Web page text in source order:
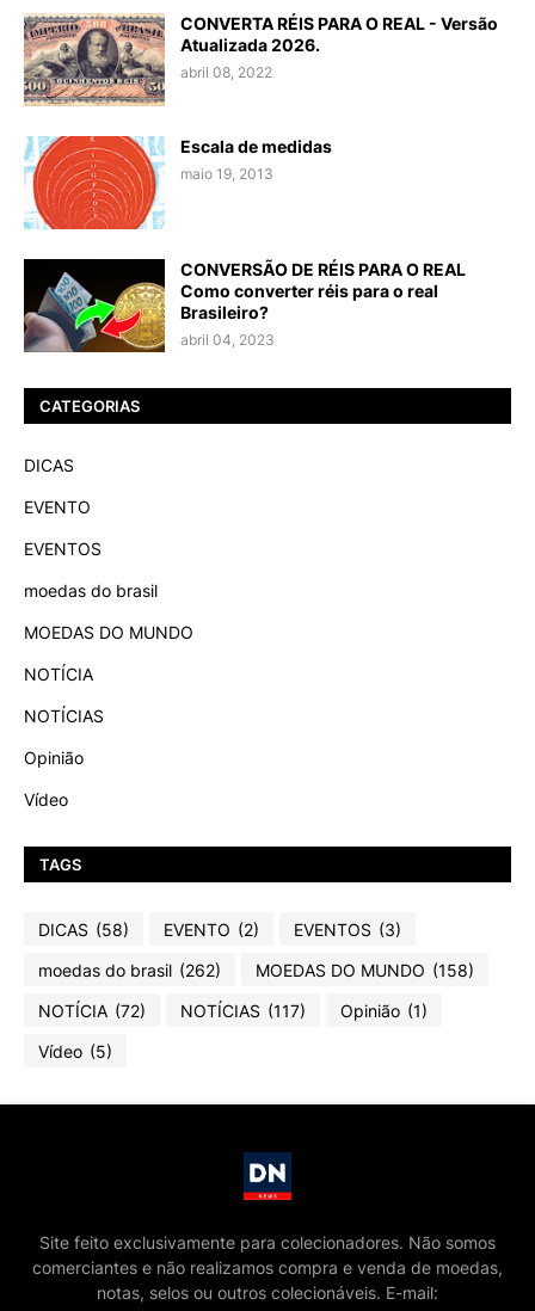
CONVERTA RÉIS PARA O REAL - Versão
Atualizada 2026.
abril 08, 2022
Escala de medidas
maio 19, 2013
CONVERSÃO DE RÉIS PARA O REAL
Como converter réis para o real
Brasileiro?
abril 04, 2023
CATEGORIAS
DICAS
EVENTO
EVENTOS
moedas do brasil
MOEDAS DO MUNDO
NOTÍCIA
NOTÍCIAS
Opinião
Vídeo
TAGS
DICAS (58) EVENTO (2) EVENTOS (3)
moedas do brasil (262) MOEDAS DO MUNDO (158)
NOTÍCIA (72) NOTÍCIAS (117) Opinião (1)
Vídeo (5)
Site feito exclusivamente para colecionadores. Não somos
comerciantes e não realizamos compra e venda de moedas,
notas, selos ou outros colecionáveis. E-mail: